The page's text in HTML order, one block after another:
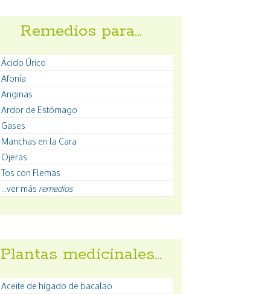
Remedios para…
Ácido Úrico
Afonía
Anginas
Ardor de Estómago
Gases
Manchas en la Cara
Ojeras
Tos con Flemas
...ver más remedios
Plantas medicinales…
Aceite de hígado de bacalao